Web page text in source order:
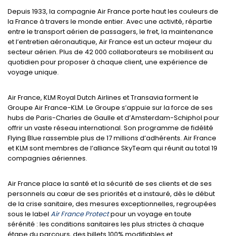
Depuis 1933, la compagnie Air France porte haut les couleurs de
la France à travers le monde entier. Avec une activité, répartie
entre le transport aérien de passagers, le fret, la maintenance
et l’entretien aéronautique, Air France est un acteur majeur du
secteur aérien. Plus de 42 000 collaborateurs se mobilisent au
quotidien pour proposer à chaque client, une expérience de
voyage unique.
Air France, KLM Royal Dutch Airlines et Transavia forment le
Groupe Air France-KLM. Le Groupe s’appuie sur la force de ses
hubs de Paris-Charles de Gaulle et d’Amsterdam-Schiphol pour
offrir un vaste réseau international. Son programme de fidélité
Flying Blue rassemble plus de 17 millions d’adhérents. Air France
et KLM sont membres de l’alliance SkyTeam qui réunit au total 19
compagnies aériennes.
Air France place la santé et la sécurité de ses clients et de ses
personnels au cœur de ses priorités et a instauré, dès le début
de la crise sanitaire, des mesures exceptionnelles, regroupées
sous le label Air France Protectpour un voyage en toute
sérénité : les conditions sanitaires les plus strictes à chaque